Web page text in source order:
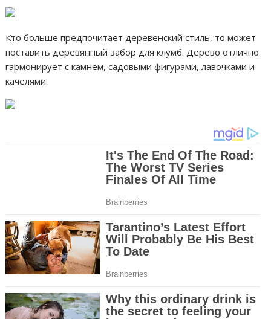
Кто больше предпочитает деревенский стиль, то может
поставить деревянный забор для клумб. Дерево отлично
гармонирует с камнем, садовыми фигурами, лавочками и
качелями.